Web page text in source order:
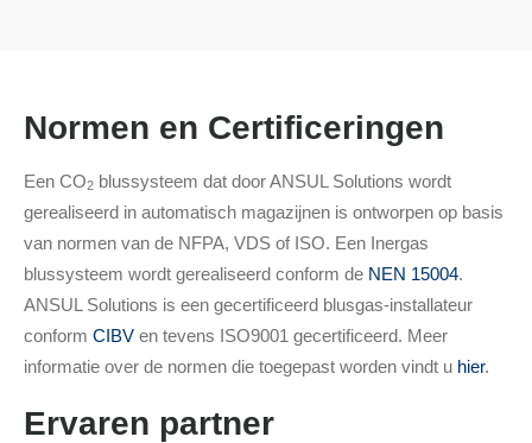
Normen en Certificeringen
Een CO2 blussysteem dat door ANSUL Solutions wordt
gerealiseerd in automatisch magazijnen is ontworpen op basis
van normen van de NFPA, VDS of ISO. Een Inergas
blussysteem wordt gerealiseerd conform de NEN 15004.
ANSUL Solutions is een gecertificeerd blusgas-installateur
conform CIBV en tevens ISO9001 gecertificeerd. Meer
informatie over de normen die toegepast worden vindt u hier.
Ervaren partner